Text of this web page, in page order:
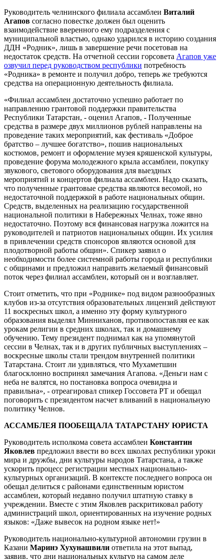
Руководитель челнинского филиала ассамблеи Виталий
Агапов согласно повестке должен был оценить
взаимодействие вверенного ему подразделения с
муниципальной властью, однако ударился в историю создания
ДДН «Родник», лишь в завершение речи посетовав на
недостаток средств. На отчетной сессии горсовета Агапов уже
озвучил перед руководством республики потребность
«Родника» в ремонте и получил добро, теперь же требуются
средства на операционную деятельность филиала.
«Филиал ассамблеи достаточно успешно работает по
направлению грантовой поддержки правительства
Республики Татарстан, - оценил Агапов, - Полученные
средства в размере двух миллионов рублей направлены на
проведение таких мероприятий, как фестиваль «Доброе
братство – лучшее богатство», пошив национальных
костюмов, ремонт и оформление музея кряшенской культуры,
проведение форума молодежного крыла ассамблеи, покупку
звукового, светового оборудования для выездных
мероприятий и концертов филиала ассамблеи. Надо сказать,
что полученные грантовые средства являются весомой, но
недостаточной поддержкой в работе национальных общин.
Средств, выделенных на реализацию государственной
национальной политики в Набережных Челнах, тоже явно
недостаточно. Поэтому вся финансовая нагрузка ложится на
руководителей и патриотов национальных общин. Их усилия
в привлечении средств спонсоров являются основой для
плодотворной работы общин». Спикер заявил о
необходимости более системной работы города и республики
с общинами и предложил направить желаемый финансовый
поток через филиал ассамблеи, который он и возглавляет.
Стоит отметить, что при «Роднике» под видом разнообразных
клубов из-за отсутствия образовательных лицензий действуют
11 воскресных школ, а именно эту форму культурного
образования выделял Минниханов, противопоставляя ее как
урокам религии в средних школах, так и домашнему
обучению. Тему президент поднимал как на упомянутой
сессии в Челнах, так и в других публичных выступлениях –
воскресные школы стали трендом внутренней политики
Татарстана. Стоит ли удивляться, что Мухаметшин
благосклонно воспринял замечания Агапова. «Деньги нам с
неба не валятся, но постановка вопроса очевидна и
правильна», - отреагировал спикер Госсовета РТ и обещал
поговорить с президентом насчет вливаний в национальную
политику Челнов.
АССАМБЛЕЯ ПООБЕЩАЛА ТАТАРСТАНУ ЮРИСТА
Руководитель исполкома совета ассамблеи Константин
Яковлев предложил ввести во всех школах республики уроки
мира и дружбы, дни культуры народов Татарстана, а также
ускорить процесс регистрации местных национально-
культурных организаций. В контексте последнего вопроса он
обещал делиться с районами единственным юристом
ассамблеи, который недавно получил штатную ставку в
учреждении. Вместе с этим Яковлев раскритиковал работу
администраций школ, ориентированных на изучение родных
языков: «Даже вывесок на родном языке нет!»
Руководитель национально-культурной автономии грузин в
Казани Маринэ Хухунашвили ответила на этот выпад,
заявив, что дни национальных культур на самом деле